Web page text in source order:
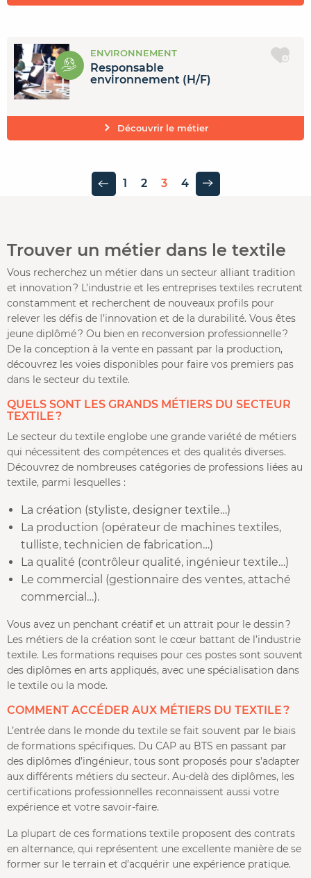
ENVIRONNEMENT
Responsable
environnement (H/F)
Découvrir le métier
Page précédente 1 2 3 4 Page suivante
Trouver un métier dans le textile
Vous recherchez un métier dans un secteur alliant tradition
et innovation ? L’industrie et les entreprises textiles recrutent
constamment et recherchent de nouveaux profils pour
relever les défis de l’innovation et de la durabilité. Vous êtes
jeune diplômé ? Ou bien en reconversion professionnelle ?
De la conception à la vente en passant par la production,
découvrez les voies disponibles pour faire vos premiers pas
dans le secteur du textile.
QUELS SONT LES GRANDS MÉTIERS DU SECTEUR
TEXTILE ?
Le secteur du textile englobe une grande variété de métiers
qui nécessitent des compétences et des qualités diverses.
Découvrez de nombreuses catégories de professions liées au
textile, parmi lesquelles :
La création (styliste, designer textile…)
La production (opérateur de machines textiles,
tulliste, technicien de fabrication…)
La qualité (contrôleur qualité, ingénieur textile…)
Le commercial (gestionnaire des ventes, attaché
commercial…).
Vous avez un penchant créatif et un attrait pour le dessin ?
Les métiers de la création sont le cœur battant de l’industrie
textile. Les formations requises pour ces postes sont souvent
des diplômes en arts appliqués, avec une spécialisation dans
le textile ou la mode.
COMMENT ACCÉDER AUX MÉTIERS DU TEXTILE ?
L’entrée dans le monde du textile se fait souvent par le biais
de formations spécifiques. Du CAP au BTS en passant par
des diplômes d’ingénieur, tous sont proposés pour s’adapter
aux différents métiers du secteur. Au-delà des diplômes, les
certifications professionnelles reconnaissent aussi votre
expérience et votre savoir-faire.
La plupart de ces formations textile proposent des contrats
en alternance, qui représentent une excellente manière de se
former sur le terrain et d’acquérir une expérience pratique.